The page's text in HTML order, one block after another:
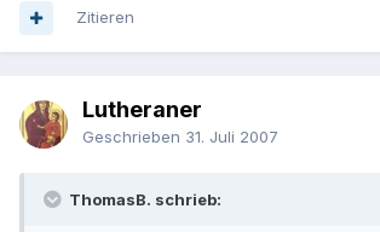
Zitieren
Lutheraner
Geschrieben 31. Juli 2007
ThomasB. schrieb: